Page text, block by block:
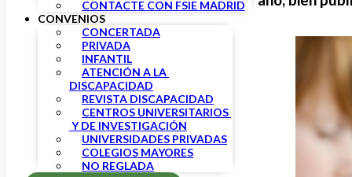
CONTACTE CON FSIE MADRID
CONVENIOS
CONCERTADA
PRIVADA
INFANTIL
ATENCIÓN A LA
DISCAPACIDAD
REVISTA DISCAPACIDAD
CENTROS UNIVERSITARIOS
Y DE INVESTIGACIÓN
UNIVERSIDADES PRIVADAS
COLEGIOS MAYORES
NO REGLADA